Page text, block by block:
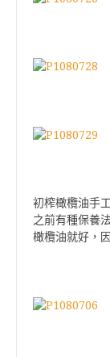
初榨橄欖油手
之前有種保養
橄欖油就好，